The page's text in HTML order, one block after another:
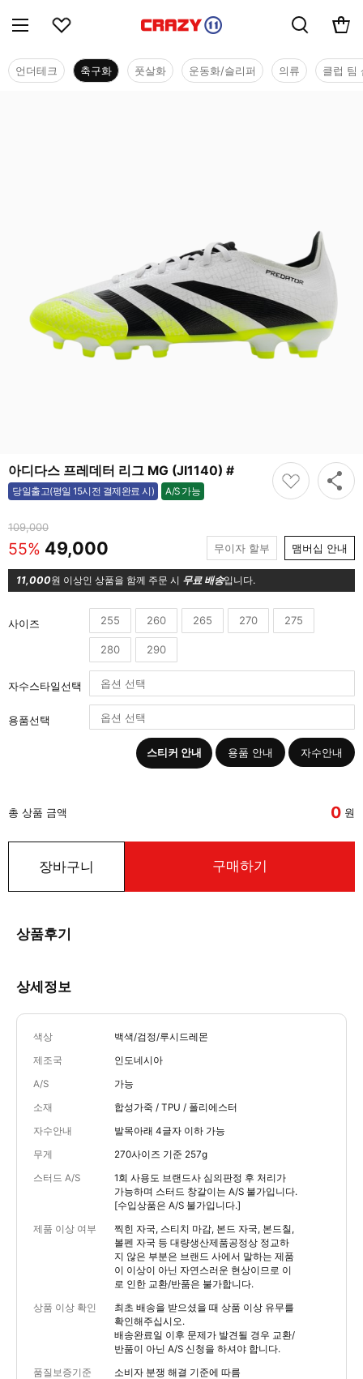
언더테크 축구화 풋살화 운동화/슬리퍼 의류 클럽 팀
아디다스 프레데터 리그 MG (JI1140) #
당일출고(평일 15시전 결제완료 시) A/S 가능
가능
109,000
55% 49,000 무이자 할부 맴버십 안내
11,000원 이상인 상품을 함께 주문 시 무료 배송입니다.
사이즈 255 260 265 270 275
280 290
자수스타일선택
용품선택
스티커 안내 용품 안내 자수안내
총 상품 금액 0 원
장바구니 구매하기
상품후기
상세정보
색상 백색/검정/루시드레몬
제조국 인도네시아
A/S 가능
소재 합성가죽 / TPU / 폴리에스터
자수안내 발목아래 4글자 이하 가능
무게 270사이즈 기준 257g
스터드 A/S
1회 사용도 브랜드사 심의판정 후 처리가
가능하며 스터드 창갈이는 A/S 불가입니다.
[수입상품은 A/S 불가입니다.]
제품 이상 여부
찍힌 자국, 스티치 마감, 본드 자국, 본드칠,
볼펜 자국 등 대량생산제품공정상 정교하
지 않은 부분은 브랜드 사에서 말하는 제품
이 이상이 아닌 자연스러운 현상이므로 이
로 인한 교환/반품은 불가합니다.
상품 이상 확인
최초 배송을 받으셨을 때 상품 이상 유무를
확인해주십시오.
배송완료일 이후 문제가 발견될 경우 교환/
반품이 아닌 A/S 신청을 하셔야 합니다.
품질보증기준 소비자 분쟁 해결 기준에 따름